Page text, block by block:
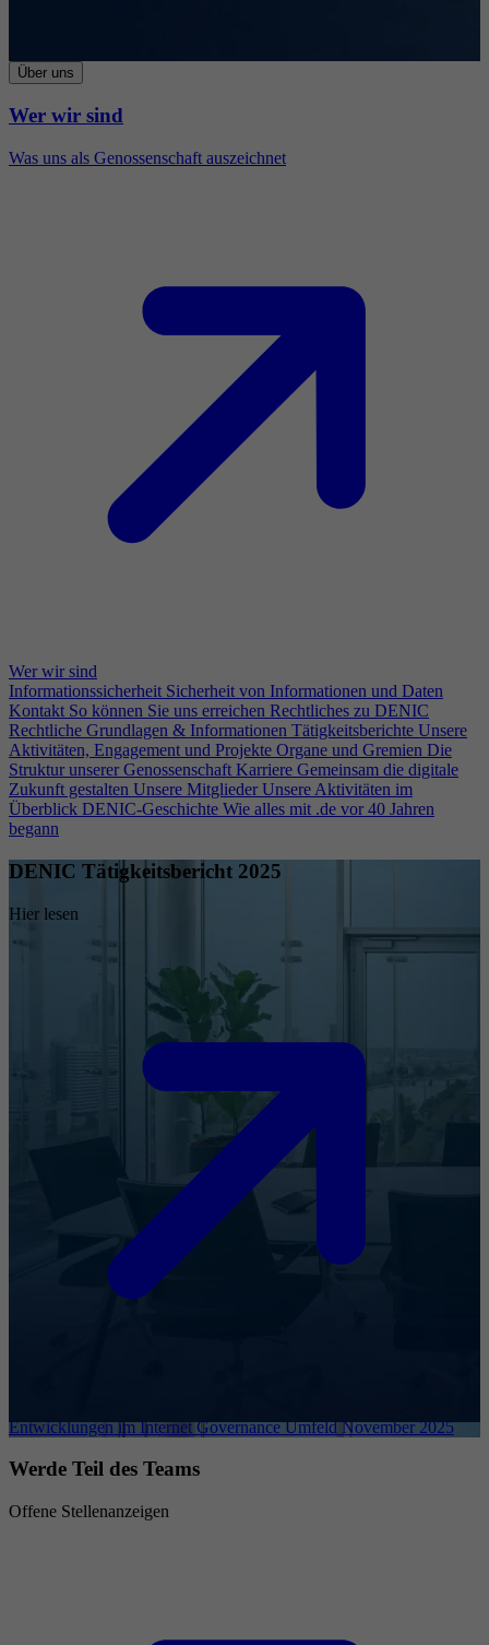
Über uns
Wer wir sind
Was uns als Genossenschaft auszeichnet
Wer wir sind
Informationssicherheit Sicherheit von Informationen und Daten
Kontakt So können Sie uns erreichen Rechtliches zu DENIC
Rechtliche Grundlagen & Informationen Tätigkeitsberichte Unsere
Aktivitäten, Engagement und Projekte Organe und Gremien Die
Struktur unserer Genossenschaft Karriere Gemeinsam die digitale
Zukunft gestalten Unsere Mitglieder Unsere Aktivitäten im
Überblick DENIC-Geschichte Wie alles mit .de vor 40 Jahren
begann
DENIC Tätigkeitsbericht 2025
Hier lesen
Entwicklungen im Internet Governance Umfeld November 2025
Werde Teil des Teams
Offene Stellenanzeigen